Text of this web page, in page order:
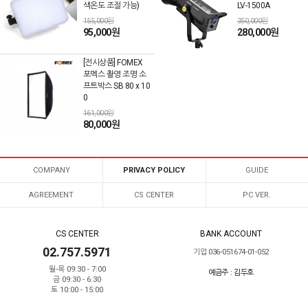
색온도 조절 가능)
155,000원
95,000원
LV-1500A
350,000원
280,000원
[전시상품] FOMEX
포멕스 촬영 조명 소
프트박스 SB 80 x 10
0
161,000원
80,000원
COMPANY PRIVACY POLICY GUIDE
AGREEMENT CS CENTER PC VER.
CS CENTER
02.757.5971
월-목 09:30 - 7:00
금 09:30 - 6:30
토 10:00 - 15:00
BANK ACCOUNT
기업 036-051674-01-052
예금주 : 김두호